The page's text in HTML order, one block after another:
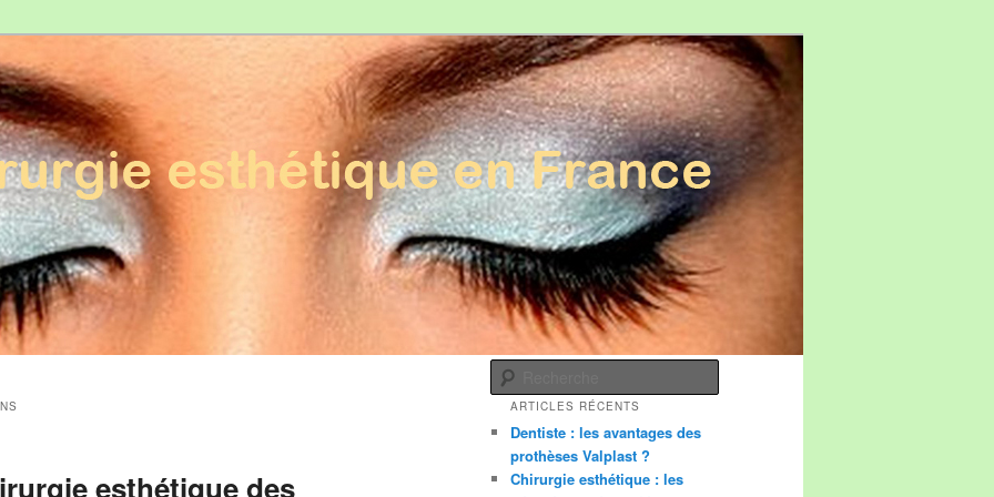
en France
esthétique des
ARTICLES RÉCENTS
Dentiste : les avantages des
prothèses Valplast ?
Chirurgie esthétique : les